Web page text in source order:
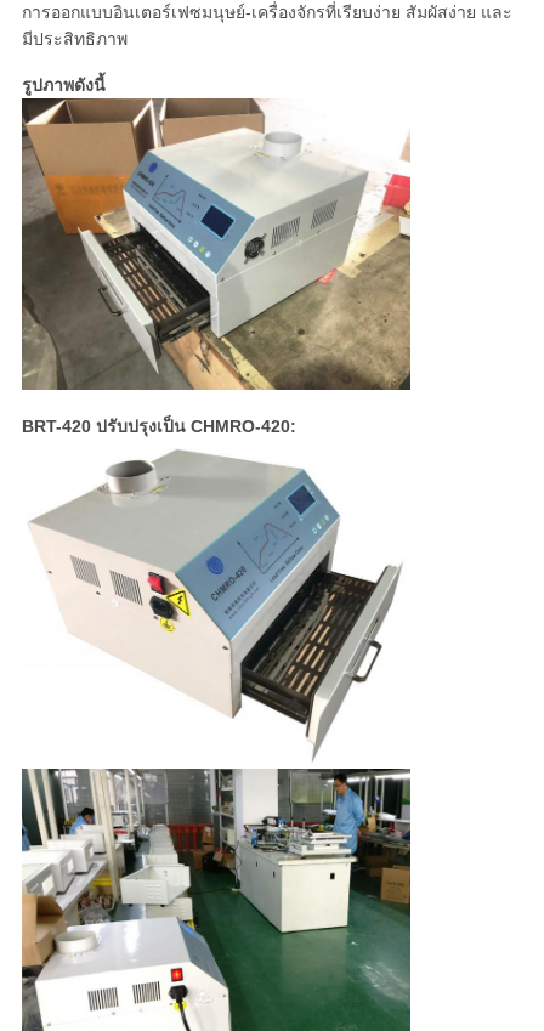
การออกแบบอินเตอร์เฟซมนุษย์-เครื่องจักรที่เรียบง่าย สัมผัสง่าย และ
มีประสิทธิภาพ
รูปภาพดังนี้
BRT-420 ปรับปรุงเป็น CHMRO-420: